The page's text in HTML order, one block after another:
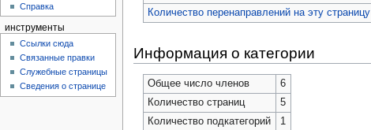
Количество перенаправлений на эту страницу
Информация о категории
Общее число членов
6
Количество страниц
5
Количество подкатегорий
1
Справка
инструменты
Ссылки сюда
Связанные правки
Служебные страницы
Сведения о странице